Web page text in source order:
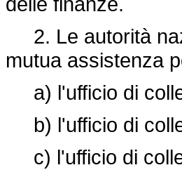
2. Le autorità
mutua assistenza
a) l'ufficio di
b) l'ufficio di
c) l'ufficio di